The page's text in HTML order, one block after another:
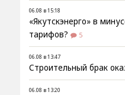
06.08 в 15:18
«Якутскэнерго» в
тарифов?
5
06.08 в 13:47
Строительный брак
06.08 в 13:20